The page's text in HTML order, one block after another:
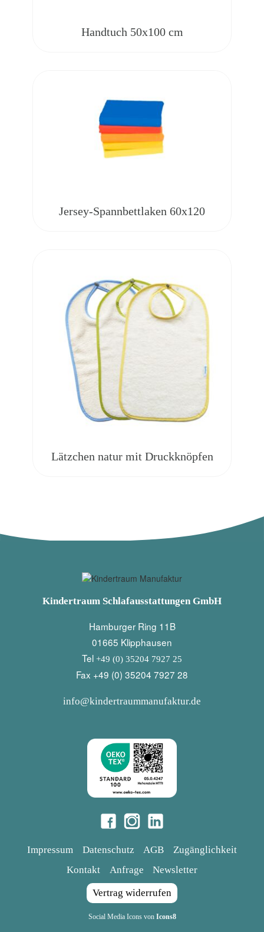
Handtuch 50x100 cm
Jersey-Spannbettlaken 60x120
Lätzchen natur mit Druckknöpfen
Kindertraum Schlafausstattungen GmbH
Hamburger Ring 11B
01665 Klipphausen
Tel +49 (0) 35204 7927 25
Fax +49 (0) 35204 7927 28
info@kindertraummanufaktur.de
Impressum Datenschutz AGB
Zugänglichkeit
Kontakt
Anfrage Newsletter
Vertrag widerrufen
Social Media Icons von Icons8